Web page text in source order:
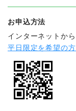
お申込方法
インターネットか
平日限定を希望の